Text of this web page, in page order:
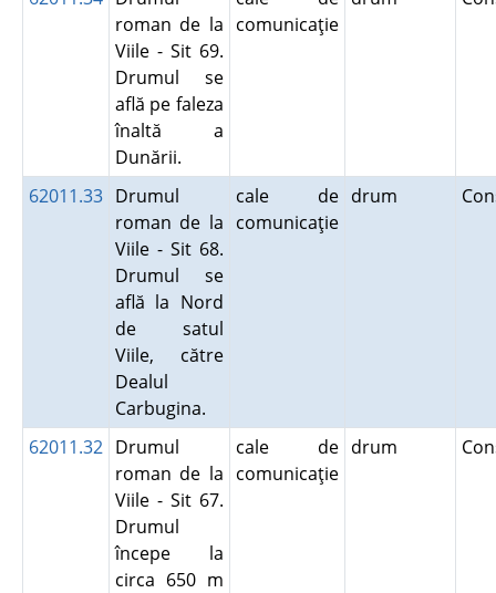
roman de la
Viile - Sit 69.
Drumul se
află pe faleza
înaltă a
Dunării.
comunicaţie
62011.33 Drumul
roman de la
Viile - Sit 68.
Drumul se
află la Nord
de satul
Viile, către
Dealul
Carbugina.
cale de
comunicaţie
drum
62011.32 Drumul
roman de la
Viile - Sit 67.
Drumul
începe la
circa 650 m
cale de
comunicaţie
drum